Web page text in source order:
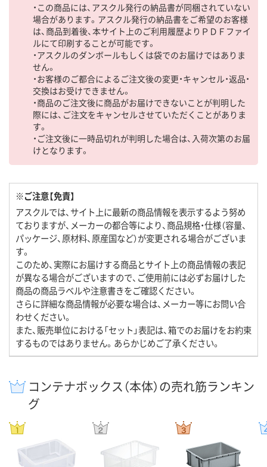
・この商品には、アスクル発行の納品書が同梱されていない
場合があります。アスクル発行の納品書をご希望のお客様
は、商品到着後、本サイト上のご利用履歴よりＰＤＦファイ
ルにて印刷することが可能です。
・アスクルのダンボールもしくは袋でのお届けではありま
せん。
・お客様のご都合によるご注文後の変更・キャンセル・返品・
交換はお受けできません。
・商品のご注文後に商品がお届けできないことが判明した
際には、ご注文をキャンセルさせていただくことがありま
す。
・ご注文後に一時品切れが判明した場合は、入荷次第のお届
けとなります。
※ご注意【免責】
アスクルでは、サイト上に最新の商品情報を表示するよう努め
ておりますが、メーカーの都合等により、商品規格・仕様（容量、
パッケージ、原材料、原産国など）が変更される場合がございま
す。
このため、実際にお届けする商品とサイト上の商品情報の表記
が異なる場合がございますので、ご使用前には必ずお届けした
商品の商品ラベルや注意書きをご確認ください。
さらに詳細な商品情報が必要な場合は、メーカー等にお問い合
わせください。
また、販売単位における「セット」表記は、箱でのお届けをお約束
するものではありません。あらかじめご了承ください。
コンテナボックス（本体）の売れ筋ランキン
グ